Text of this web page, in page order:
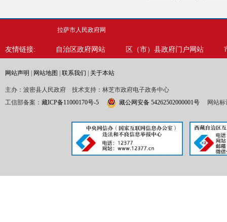
（十四）
老孤残孤儿等
者等多元参与
拉萨市人民政府网
友情链接: 自治区政府网站 区（市）县政府门户网站
网站声明 网站地图 联系我们 关于本站
主办：波密县人民政府 技术支持：林芝市政府电子政务中心
工信部备案： 藏ICP备11000170号-5 藏公网安备 54262502000001号 网站标